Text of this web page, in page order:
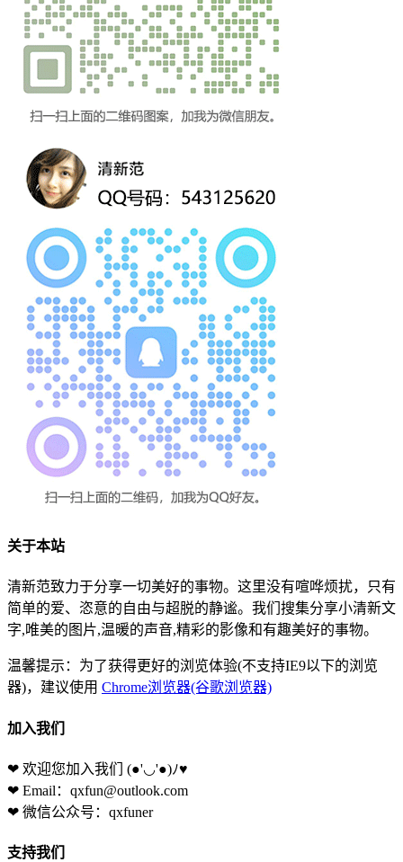
关于本站
清新范致力于分享一切美好的事物。这里没有喧哗烦扰，只有
简单的爱、恣意的自由与超脱的静谧。我们搜集分享小清新文
字,唯美的图片,温暖的声音,精彩的影像和有趣美好的事物。
温馨提示：为了获得更好的浏览体验(不支持IE9以下的浏览
器)，建议使用 Chrome浏览器(谷歌浏览器)
加入我们
❤ 欢迎您加入我们 (●'◡'●)ﾉ♥
❤ Email：qxfun@outlook.com
❤ 微信公众号：qxfuner
支持我们